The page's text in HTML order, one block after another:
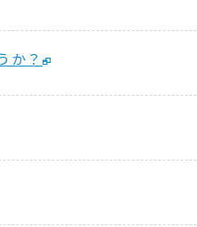
か？